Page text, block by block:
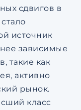
сдвигов в
источник
зависимые
такие как
активно
рынок.
класс